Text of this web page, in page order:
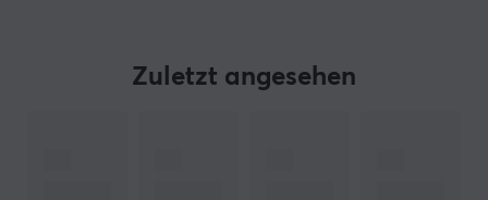
Zuletzt angesehen